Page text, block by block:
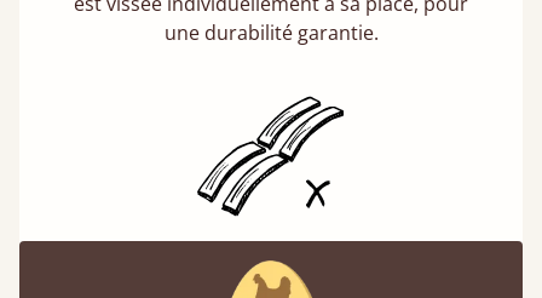
une durabilité garantie.
Des lattes fixes, et non souples